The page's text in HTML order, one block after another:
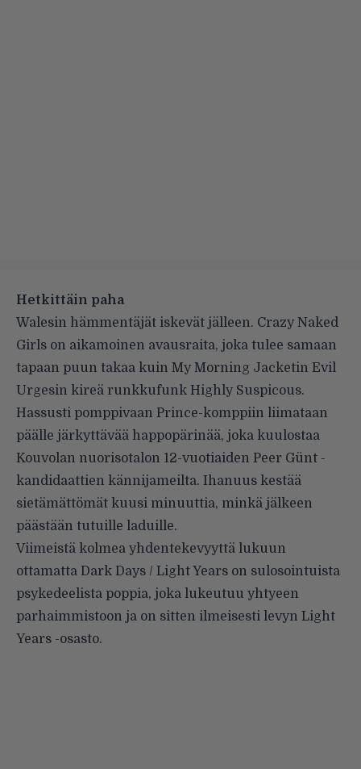
Hetkittäin paha
Walesin hämmentäjät iskevät jälleen. Crazy Naked
Girls on aikamoinen avausraita, joka tulee samaan
tapaan puun takaa kuin My Morning Jacketin Evil
Urgesin kireä runkkufunk Highly Suspicous.
Hassusti pomppivaan Prince-komppiin liimataan
päälle järkyttävää happopärinää, joka kuulostaa
Kouvolan nuorisotalon 12-vuotiaiden Peer Günt -
kandidaattien kännijameilta. Ihanuus kestää
sietämättömät kuusi minuuttia, minkä jälkeen
päästään tutuille laduille.
Viimeistä kolmea yhdentekevyyttä lukuun
ottamatta Dark Days / Light Years on sulosointuista
psykedeelista poppia, joka lukeutuu yhtyeen
parhaimmistoon ja on sitten ilmeisesti levyn Light
Years -osasto.